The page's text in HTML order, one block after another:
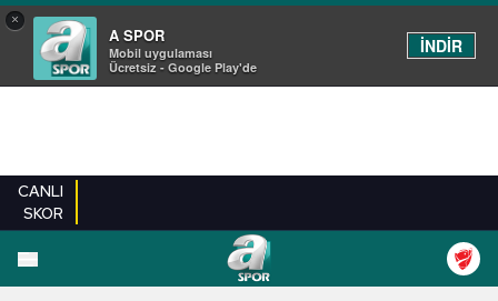
×
A SPOR
Mobil uygulaması
Ücretsiz - Google Play'de
İNDİR
CANLI
SKOR
EN YENILER